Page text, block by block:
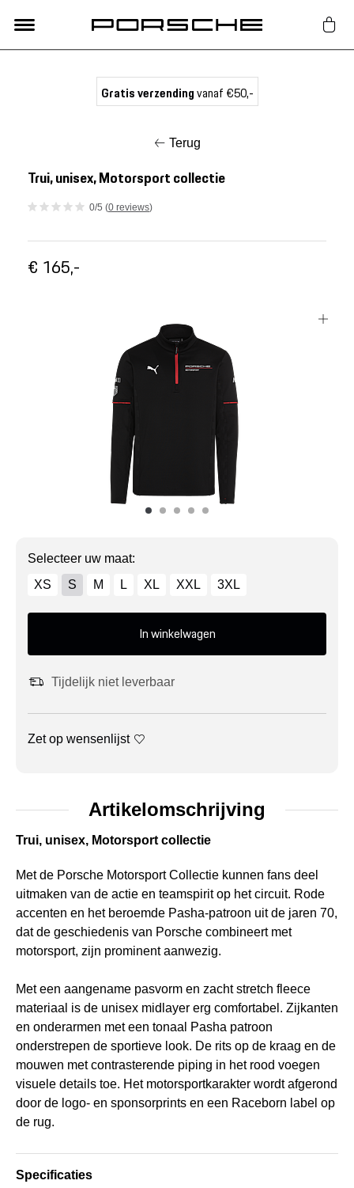
Nieuw
Acties
Porsche informatie
Gratis verzendingvanaf €50,-
Terug
Trui, unisex, Motorsport collectie
0/5 (0 reviews)
€ 165,-
Selecteer uw maat:
XS
S M L XL XXL 3XL
In winkelwagen
Tijdelijk niet leverbaar
Zet op wensenlijst
Artikelomschrijving
Trui, unisex, Motorsport collectie
Met de Porsche Motorsport Collectie kunnen fans deel
uitmaken van de actie en teamspirit op het circuit. Rode
accenten en het beroemde Pasha-patroon uit de jaren 70,
dat de geschiedenis van Porsche combineert met
motorsport, zijn prominent aanwezig.
Met een aangename pasvorm en zacht stretch fleece
materiaal is de unisex midlayer erg comfortabel. Zijkanten
en onderarmen met een tonaal Pasha patroon
onderstrepen de sportieve look. De rits op de kraag en de
mouwen met contrasterende piping in het rood voegen
visuele details toe. Het motorsportkarakter wordt afgerond
door de logo- en sponsorprints en een Raceborn label op
de rug.
Specificaties